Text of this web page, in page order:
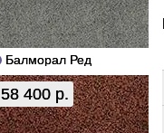
Балморал Ред
58 400 р.